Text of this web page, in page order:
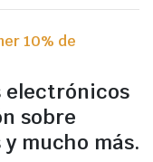
10% de
electrónicos
sobre
mucho más.